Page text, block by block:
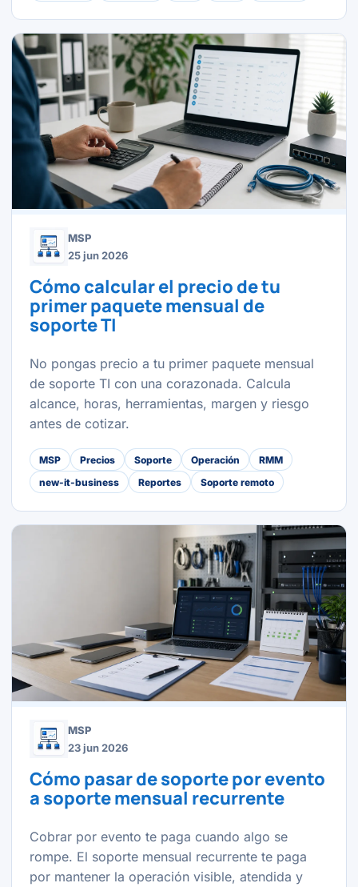
MSP
25 jun 2026
Cómo calcular el precio de tu
primer paquete mensual de
soporte TI
No pongas precio a tu primer paquete mensual
de soporte TI con una corazonada. Calcula
alcance, horas, herramientas, margen y riesgo
antes de cotizar.
MSP Precios Soporte Operación
RMM
new-it-business
Reportes Soporte remoto
MSP
23 jun 2026
Cómo pasar de soporte por evento
a soporte mensual recurrente
Cobrar por evento te paga cuando algo se
rompe. El soporte mensual recurrente te paga
por mantener la operación visible, atendida y